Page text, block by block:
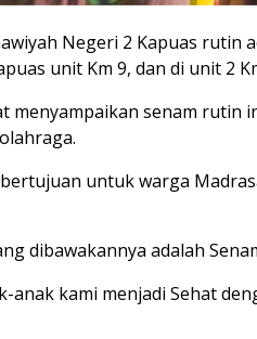
Negeri 2 Kapuas rutin
unit Km 9, dan di unit 2
menyampaikan senam rutin
untuk warga
dibawakannya adalah
anak kami menjadi Sehat